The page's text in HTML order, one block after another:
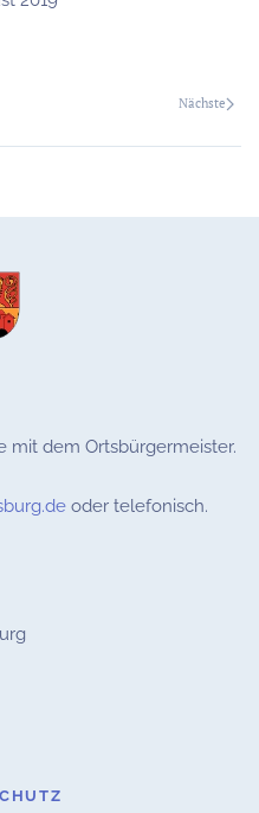
Nächste
mit dem Ortsbürgermeister.
oder telefonisch.